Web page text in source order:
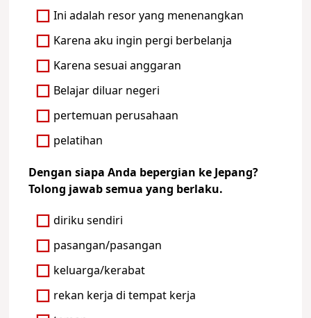
Ini adalah resor yang menenangkan
Karena aku ingin pergi berbelanja
Karena sesuai anggaran
Belajar diluar negeri
pertemuan perusahaan
pelatihan
Dengan siapa Anda bepergian ke Jepang?
Tolong jawab semua yang berlaku.
diriku sendiri
pasangan/pasangan
keluarga/kerabat
rekan kerja di tempat kerja